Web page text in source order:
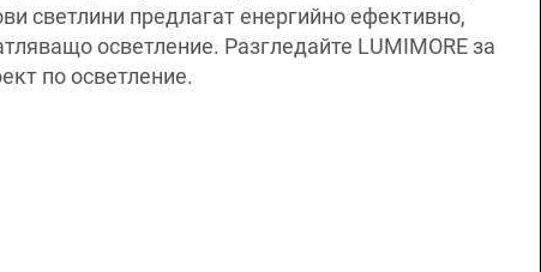
светлини предлагат енергийно ефективно,
осветление. Разгледайте LUMIMORE за
по осветление.